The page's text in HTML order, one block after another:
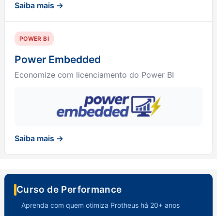
Saiba mais →
POWER BI
Power Embedded
Economize com licenciamento do Power BI
Saiba mais →
Curso de Performance
Aprenda com quem otimiza Protheus há 20+ anos